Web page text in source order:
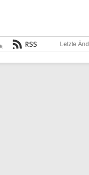
Letzte